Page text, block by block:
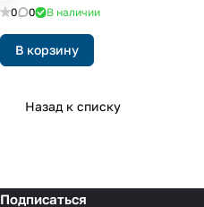
входами
0 0 В наличии
В корзину
Назад к списку
Подписаться